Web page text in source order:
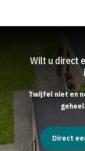
Wilt u direct
Twijfel niet en
Direct